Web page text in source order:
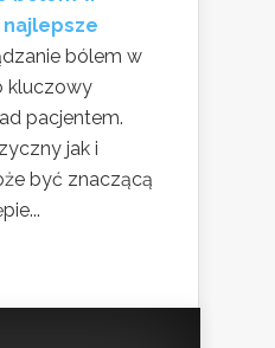
bólem w
kluczowy
pacjentem.
jak i
być znaczącą